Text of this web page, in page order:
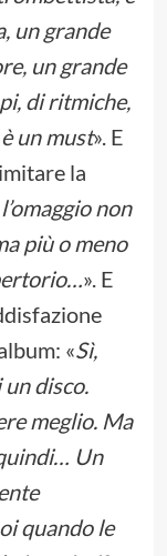
un grande
un grande
di ritmiche,
un must». E
la
non
più o meno
». E
«Sì,
disco.
meglio. Ma
Un
quando le